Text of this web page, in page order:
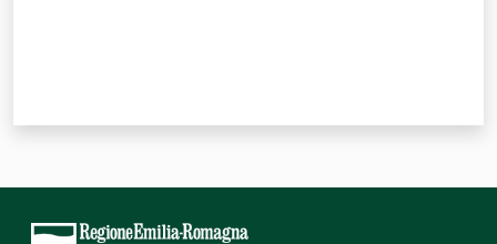
Per i media